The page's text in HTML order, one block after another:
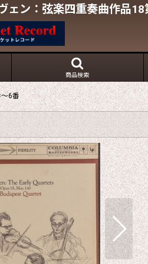
ェン：弦楽四重奏曲作品18
商品検索
6番